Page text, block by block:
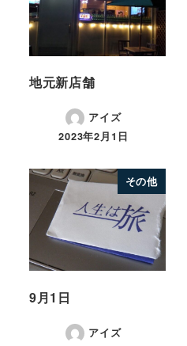
地元新店舗
アイズ
2023年2月1日
その他
9月1日
アイズ